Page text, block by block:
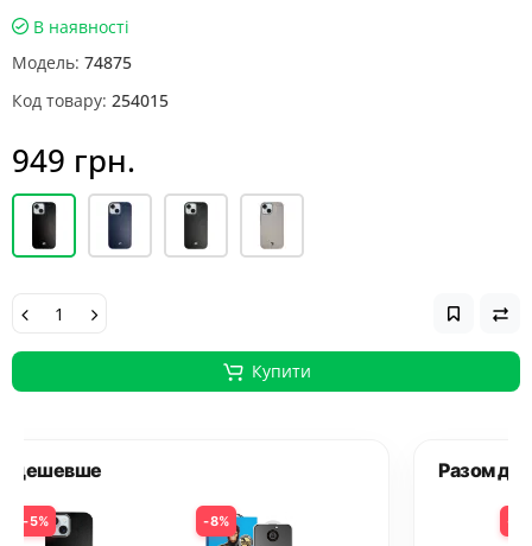
В наявності
Модель: 74875
Код товару: 254015
949 грн.
Купити
Разом дешевше